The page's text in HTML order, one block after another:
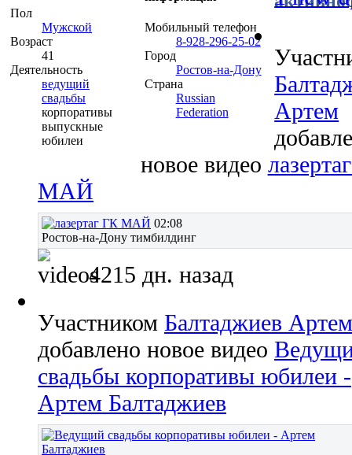
Пол
Мужской
Возраст
41
Деятельность
ведущий
свадьбы
корпоративы
выпускные
юбилеи
Мобильный телефон
8-928-296-25-02
Город
Ростов-на-Дону
Страна
Russian
Federation
Артем
новое видео
МАЙ
02:08
Ростов-на-Дону тимбилдинг
4215 дн. назад
Участником Балтаджиев Артем
добавлено новое видео
свадьбы корпоративы юбилеи -
Артем Балтаджиев